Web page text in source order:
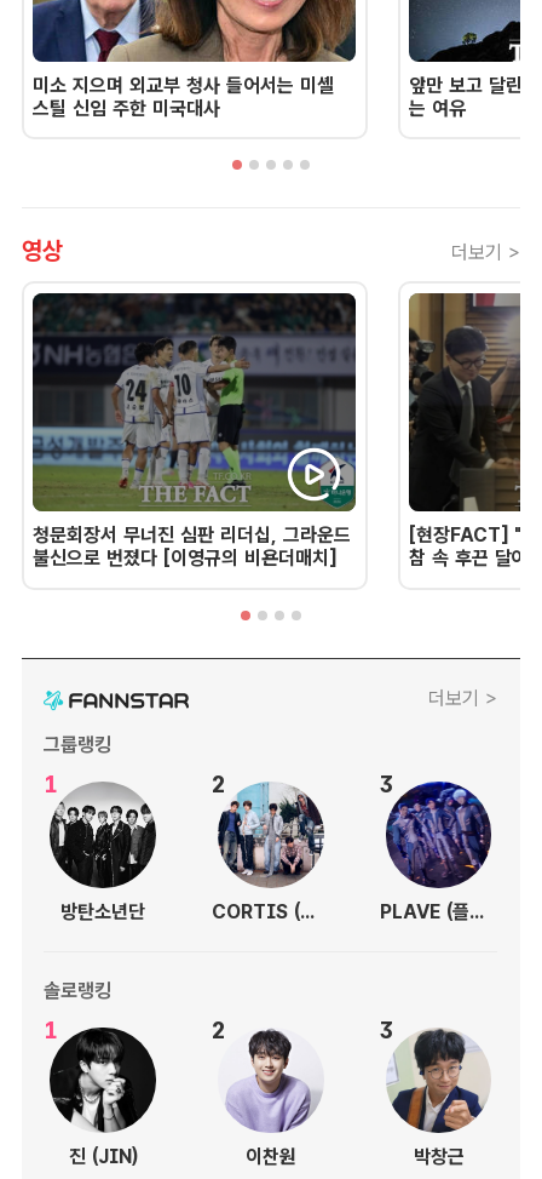
미소 지으며 외교부 청사 들어서는 미셸
스틸 신임 주한 미국대사
앞만 보고 달린
는 여유
영상 더보기 >
청문회장서 무너진 심판 리더십, 그라운드
불신으로 번졌다 [이영규의 비욘더매치]
[현장FACT] "한
참 속 후끈 달아
더보기 >
그룹랭킹
1
방탄소년단
2
CORTIS (코르티스)
3
PLAVE (플레이브)
솔로랭킹
1
진 (JIN)
2
이찬원
3
박창근